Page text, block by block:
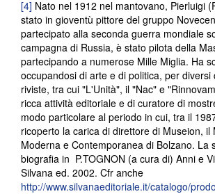
[4] Nato nel 1912 nel mantovano, Pierluigi
stato in gioventù pittore del gruppo
partecipato alla seconda guerra mondiale
campagna di Russia, è stato pilota della
partecipando a numerose Mille Miglia. Ha
occupandosi di arte e di politica, per diversi
riviste, tra cui "L'Unità", il "Nac" e
ricca attività editoriale e di curatore di
modo particolare al periodo in cui, tra il
ricoperto la carica di direttore di Museion, il
Moderna e Contemporanea di Bolzano. La
biografia in P.TOGNON (a cura di) Anni e
Silvana ed. 2002. Cfr anche
http://www.silvanaeditoriale.it/catalogo/